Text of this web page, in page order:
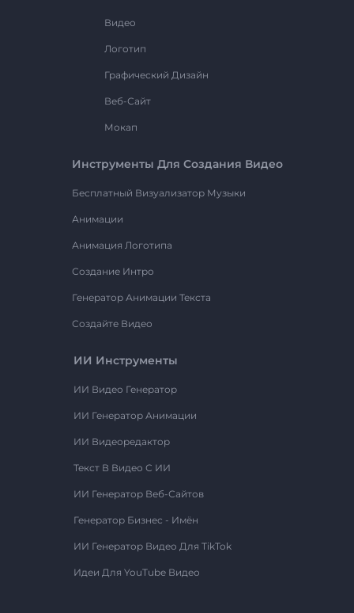
Видео
Логотип
Графический Дизайн
Веб-Сайт
Мокап
Инструменты Для Создания Видео
Бесплатный Визуализатор Музыки
Анимации
Анимация Логотипа
Создание Интро
Генератор Анимации Текста
Создайте Видео
ИИ Инструменты
ИИ Видео Генератор
ИИ Генератор Анимации
ИИ Видеоредактор
Текст В Видео С ИИ
ИИ Генератор Веб-Сайтов
Генератор Бизнес - Имён
ИИ Генератор Видео Для TikTok
Идеи Для YouTube Видео